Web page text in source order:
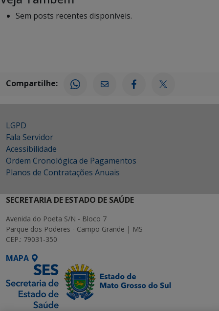
Sem posts recentes disponíveis.
Compartilhe:
LGPD
Fala Servidor
Acessibilidade
Ordem Cronológica de Pagamentos
Planos de Contratações Anuais
SECRETARIA DE ESTADO DE SAÚDE
Avenida do Poeta S/N - Bloco 7
Parque dos Poderes - Campo Grande | MS
CEP.: 79031-350
MAPA